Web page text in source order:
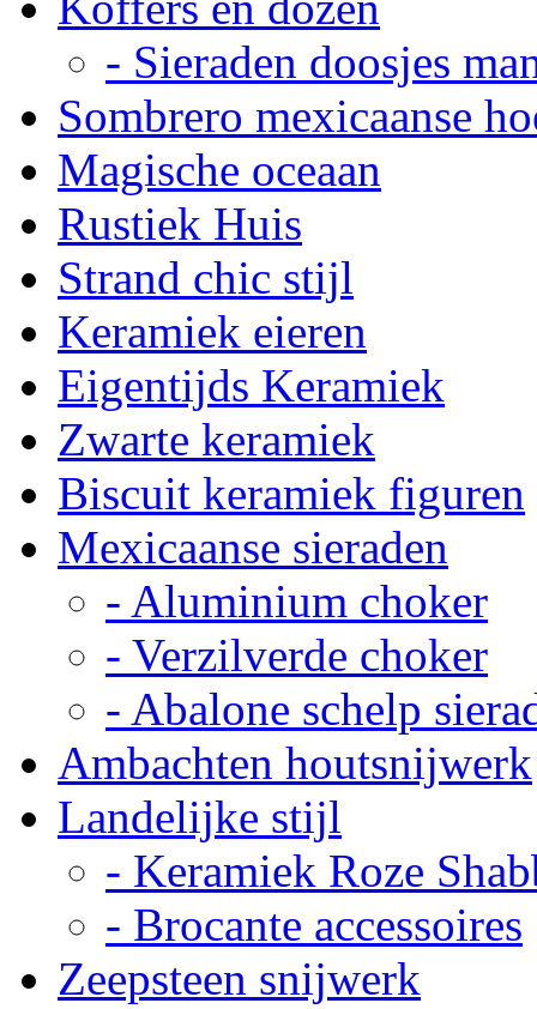
- Sieraden doosjes
Sombrero mexicaanse
Magische oceaan
Rustiek Huis
Strand chic stijl
Keramiek eieren
Eigentijds Keramiek
Zwarte keramiek
Biscuit keramiek figuren
Mexicaanse sieraden
- Aluminium choker
- Verzilverde choker
- Abalone schelp
Ambachten houtsnijwerk
Landelijke stijl
- Keramiek Roze
- Brocante accessoires
Zeepsteen snijwerk